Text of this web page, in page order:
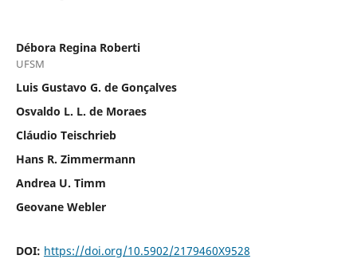
Débora Regina Roberti
UFSM
Luis Gustavo G. de Gonçalves
Osvaldo L. L. de Moraes
Cláudio Teischrieb
Hans R. Zimmermann
Andrea U. Timm
Geovane Webler
DOI: https://doi.org/10.5902/2179460X9528